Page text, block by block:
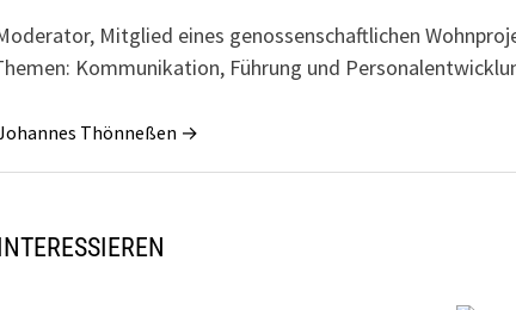
Mitglied eines genossenschaftlichen
Kommunikation, Führung und
Thönneßen →